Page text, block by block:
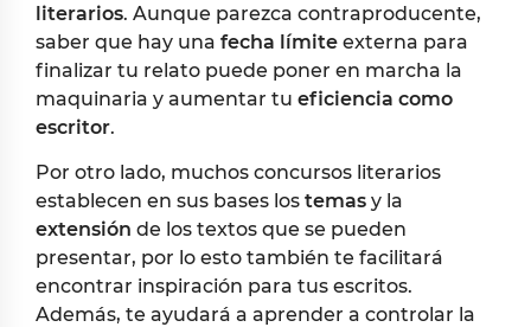
literarios. Aunque parezca contraproducente,
saber que hay una fecha límite externa para
finalizar tu relato puede poner en marcha la
maquinaria y aumentar tu eficiencia como
escritor.
Por otro lado, muchos concursos literarios
establecen en sus bases los temas y la
extensión de los textos que se pueden
presentar, por lo esto también te facilitará
encontrar inspiración para tus escritos.
Además, te ayudará a aprender a controlar la